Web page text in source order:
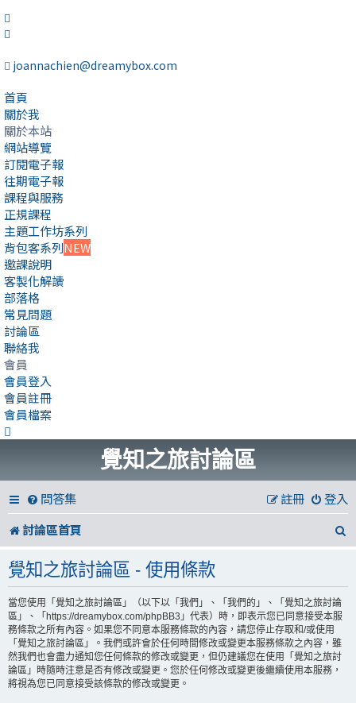
joannachien@dreamybox.com
首頁
關於我
關於本站
網站導覽
訂閱電子報
往期電子報
課程與服務
正規課程
主題工作坊系列
背包客系列NEW
邀課說明
客製化解讀
部落格
常見問題
討論區
聯絡我
會員
會員登入
會員註冊
會員檔案
覺知之旅討論區
問答集 登入
註冊
討論區首頁
覺知之旅討論區 - 使用條款
當您使用「覺知之旅討論區」（以下以「我們」、「我們的」、「覺知之旅討論
區」、「https://dreamybox.com/phpBB3」代表）時，即表示您已同意接受本服
務條款之所有內容。如果您不同意本服務條款的內容，請您停止存取和/或使用
「覺知之旅討論區」。我們或許會於任何時間修改或變更本服務條款之內容，雖
然我們也會盡力通知您任何條款的修改或變更，但仍建議您在使用「覺知之旅討
論區」時隨時注意是否有修改或變更。您於任何修改或變更後繼續使用本服務，
將視為您已同意接受該條款的修改或變更。